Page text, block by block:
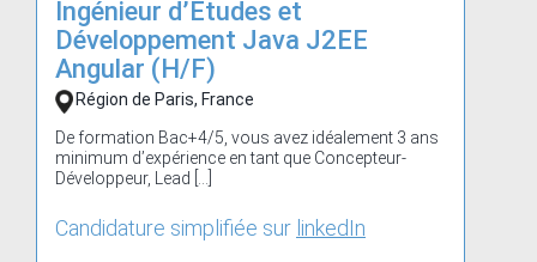
Ingénieur d’Etudes et
Développement Java J2EE
Angular (H/F)
Région de Paris, France
De formation Bac+4/5, vous avez idéalement 3 ans
minimum d’expérience en tant que Concepteur-
Développeur, Lead […]
Candidature simplifiée sur linkedIn